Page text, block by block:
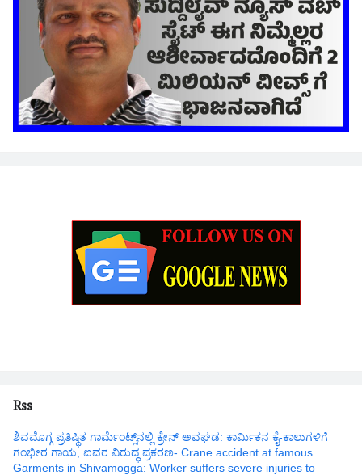
Rss
ಶಿವಮೊಗ್ಗ ಪ್ರತಿಷ್ಥಿತ ಗಾರ್ಮೆಂಟ್ಸ್‌ನಲ್ಲಿ ಕ್ರೇನ್ ಅವಘಡ: ಕಾರ್ಮಿಕನ ಕೈ-ಕಾಲುಗಳಿಗೆ
ಗಂಭೀರ ಗಾಯ, ಐವರ ವಿರುದ್ಧ ಪ್ರಕರಣ- Crane accident at famous
Garments in Shivamogga: Worker suffers severe injuries to